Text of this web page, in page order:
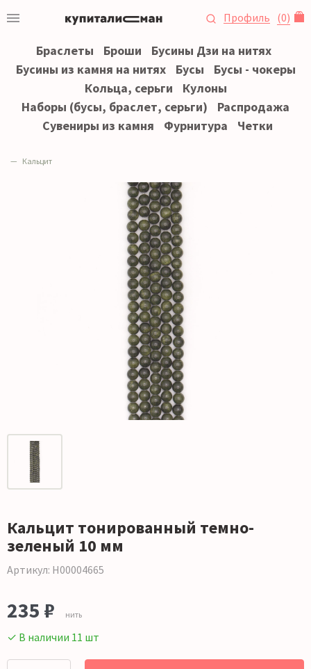
Профиль (0)
Браслеты Броши
Бусины Дзи на нитях
Бусины из камня на нитях
Бусы
Бусы - чокеры
Кольца, серьги
Кулоны
Наборы (бусы, браслет, серьги)
Распродажа
Сувениры из камня
Фурнитура Четки
Кальцит
Кальцит тонированный темно-
зеленый 10 мм
Артикул: Н00004665
235 ₽ нить
✓ В наличии 11 шт